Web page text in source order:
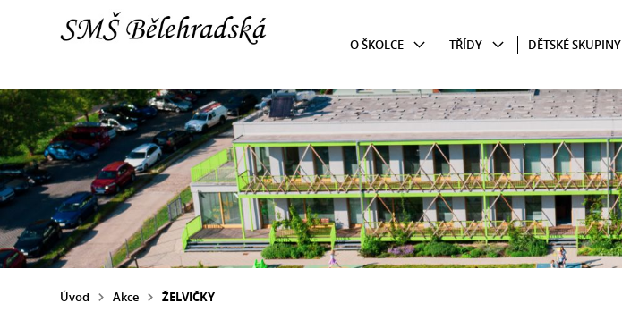
O ŠKOLCE TŘÍDY DĚTSKÉ SKUPINY
Úvod Akce ŽELVIČKY